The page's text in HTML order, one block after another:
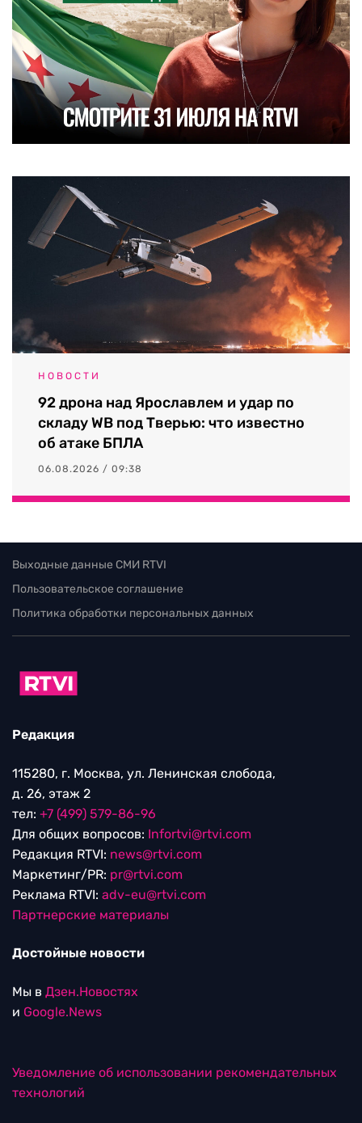
НОВОСТИ
92 дрона над Ярославлем и удар по
складу WB под Тверью: что известно
об атаке БПЛА
06.08.2026 / 09:38
Выходные данные СМИ RTVI
Пользовательское соглашение
Политика обработки персональных данных
Редакция
115280, г. Москва, ул. Ленинская слобода,
д. 26, этаж 2
тел: +7 (499) 579-86-96
Для общих вопросов: Infortvi@rtvi.com
Редакция RTVI: news@rtvi.com
Маркетинг/PR: pr@rtvi.com
Реклама RTVI: adv-eu@rtvi.com
Партнерские материалы
Достойные новости
Мы в Дзен.Новостях
и Google.News
Уведомление об использовании рекомендательных
технологий